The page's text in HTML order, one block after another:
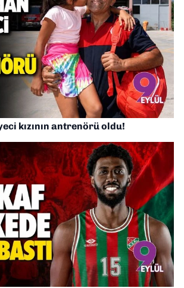
kızının antrenörü oldu!